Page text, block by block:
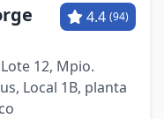
4.4 (94)
12, Mpio.
Local 1B, planta